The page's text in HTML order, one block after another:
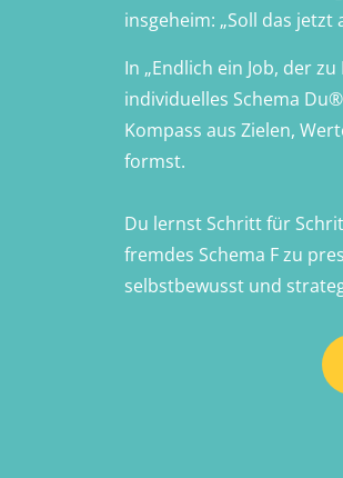
insgeheim: „Soll das jetzt
In „Endlich ein Job, der zu
individuelles Schema
Kompass aus Zielen,
formst.
Du lernst Schritt für
fremdes Schema F zu
selbstbewusst und